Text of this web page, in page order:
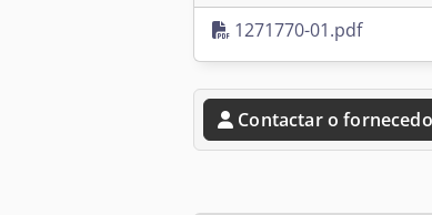
1271770-01.pdf
Contactar o